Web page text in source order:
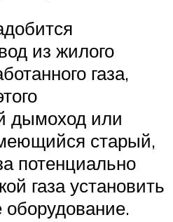
из жилого
газа,
дымоход или
старый,
потенциально
газа установить